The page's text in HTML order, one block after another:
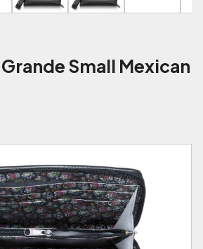
Small Mexican